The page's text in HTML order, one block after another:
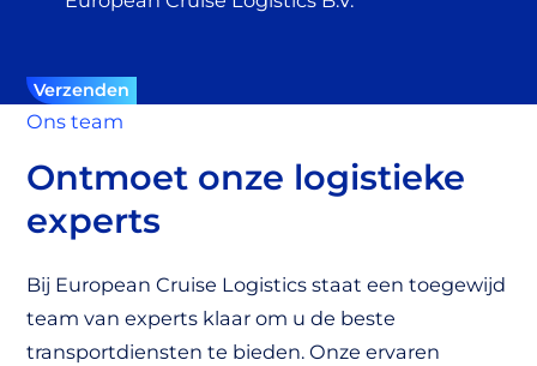
Verzenden
Ons team
Ontmoet onze logistieke
experts
Bij European Cruise Logistics staat een toegewijd
team van experts klaar om u de beste
transportdiensten te bieden. Onze ervaren